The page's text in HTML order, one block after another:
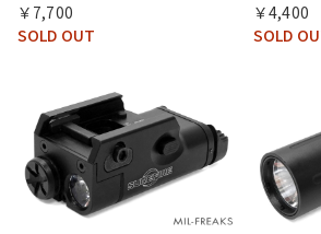
￥7,700
SOLD OUT
￥4,400
SOLD